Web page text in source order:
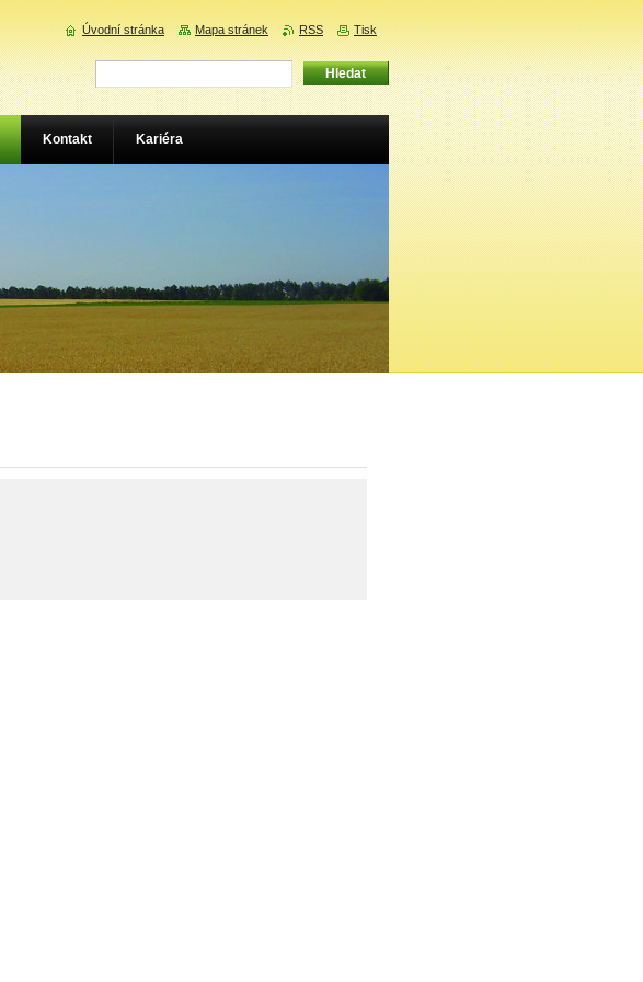
Kontakt Kariéra
Úvodní stránka Mapa stránek RSS Tisk